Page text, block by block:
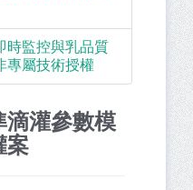
時監控與乳品質
專屬技術授權
滴灌參數模
案